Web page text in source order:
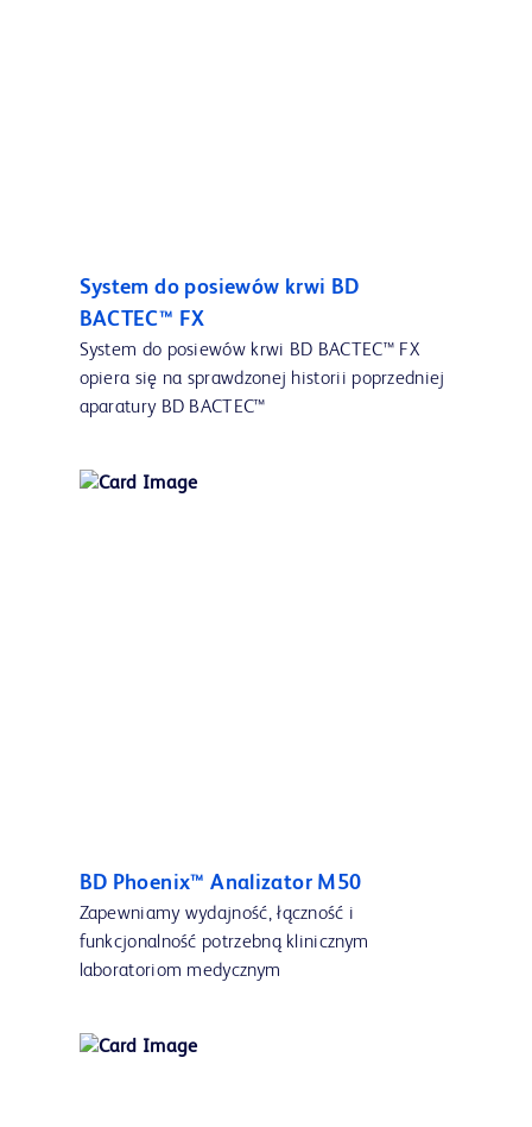
System do posiewów krwi BD
BACTEC™ FX
System do posiewów krwi BD BACTEC™ FX
opiera się na sprawdzonej historii poprzedniej
aparatury BD BACTEC™
BD Phoenix™ Analizator M50
Zapewniamy wydajność, łączność i
funkcjonalność potrzebną klinicznym
laboratoriom medycznym